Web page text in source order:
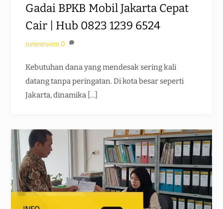
Gadai BPKB Mobil Jakarta Cepat
Cair | Hub 0823 1239 6524
newsroom 0
Kebutuhan dana yang mendesak sering kali
datang tanpa peringatan. Di kota besar seperti
Jakarta, dinamika […]